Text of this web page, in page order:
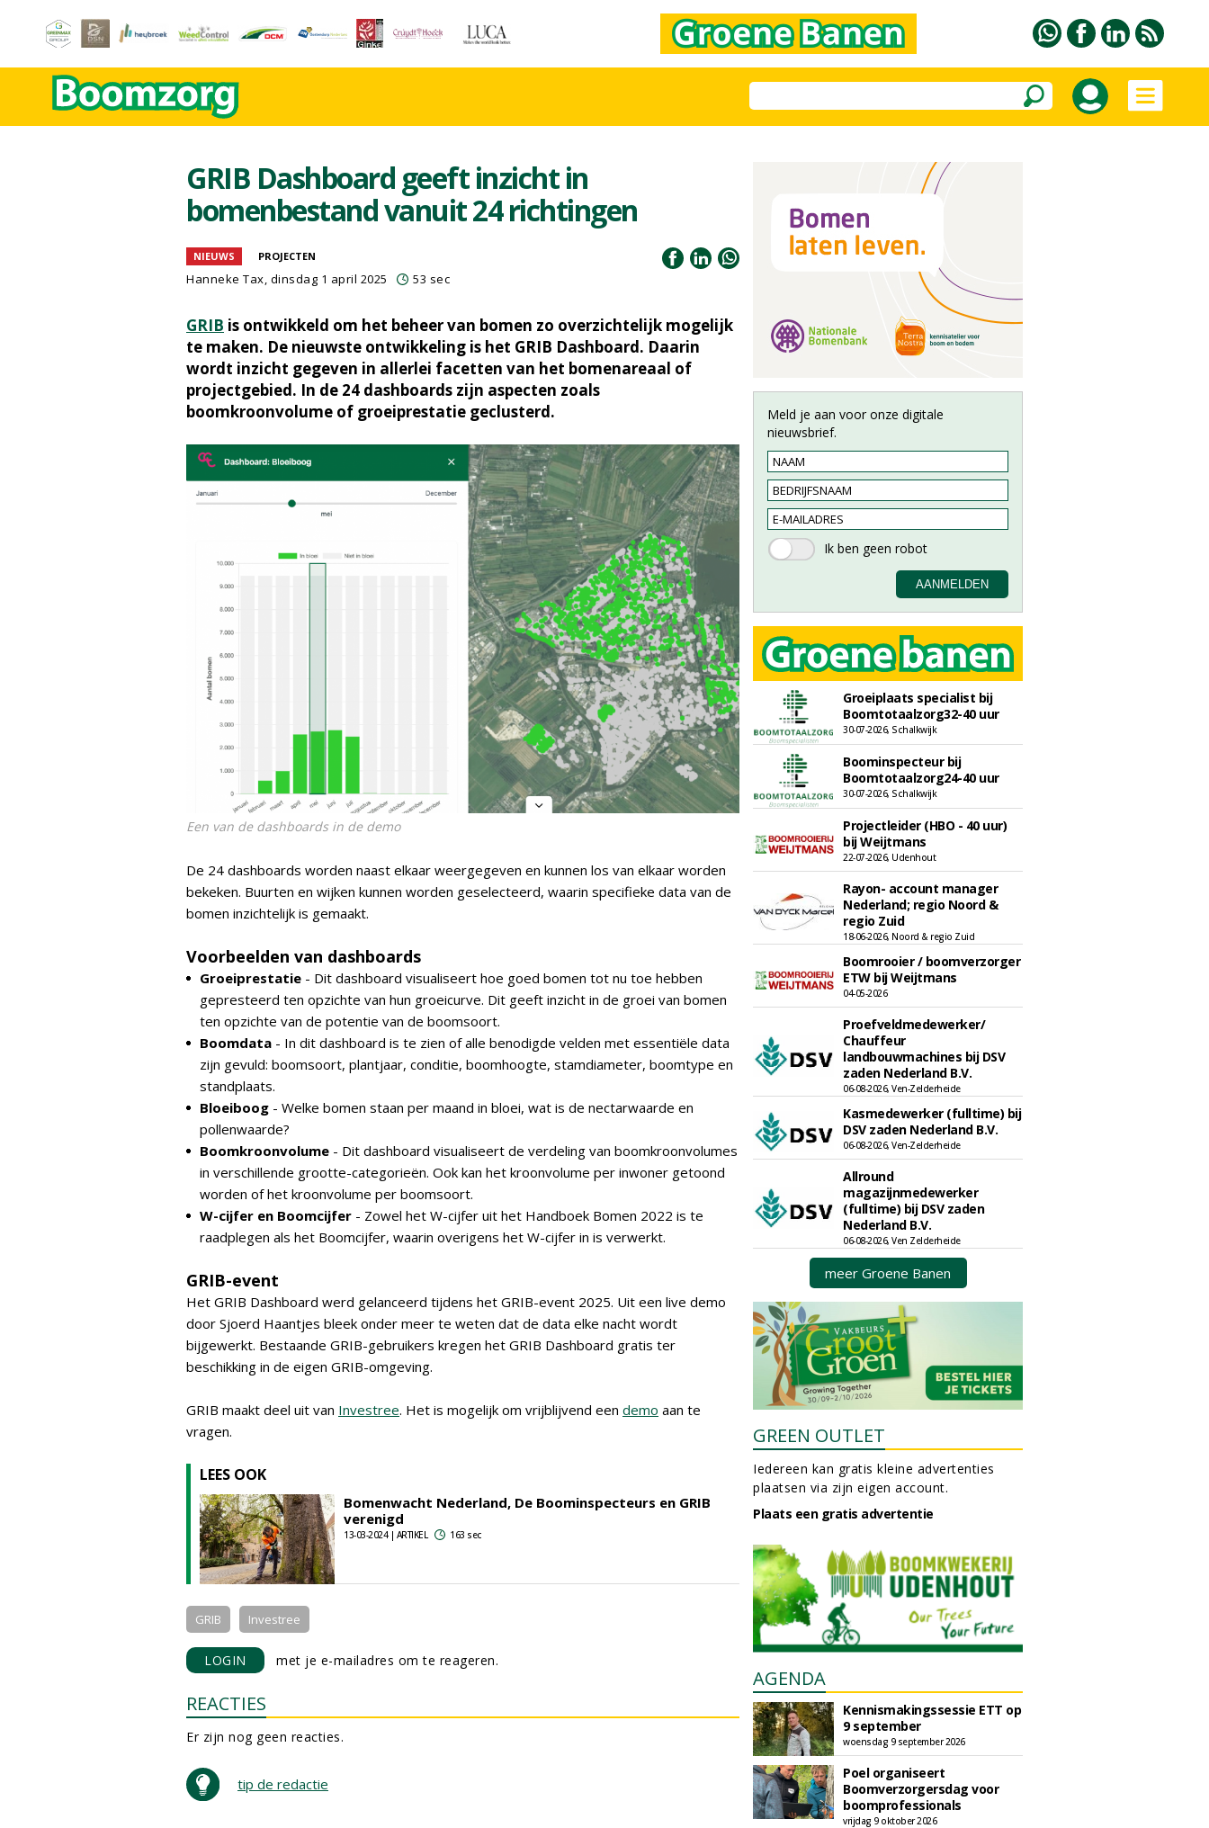
GRIB Dashboard geeft inzicht in
bomenbestand vanuit 24 richtingen
NIEUWS PROJECTEN
Hanneke Tax, dinsdag 1 april 2025 53 sec
GRIB is ontwikkeld om het beheer van bomen zo overzichtelijk mogelijk
te maken. De nieuwste ontwikkeling is het GRIB Dashboard. Daarin
wordt inzicht gegeven in allerlei facetten van het bomenareaal of
projectgebied. In de 24 dashboards zijn aspecten zoals
boomkroonvolume of groeiprestatie geclusterd.
Een van de dashboards in de demo
De 24 dashboards worden naast elkaar weergegeven en kunnen los van elkaar worden
bekeken. Buurten en wijken kunnen worden geselecteerd, waarin specifieke data van de
bomen inzichtelijk is gemaakt.
Voorbeelden van dashboards
Groeiprestatie - Dit dashboard visualiseert hoe goed bomen tot nu toe hebben
gepresteerd ten opzichte van hun groeicurve. Dit geeft inzicht in de groei van bomen
ten opzichte van de potentie van de boomsoort.
Boomdata - In dit dashboard is te zien of alle benodigde velden met essentiële data
zijn gevuld: boomsoort, plantjaar, conditie, boomhoogte, stamdiameter, boomtype en
standplaats.
Bloeiboog - Welke bomen staan per maand in bloei, wat is de nectarwaarde en
pollenwaarde?
Boomkroonvolume - Dit dashboard visualiseert de verdeling van boomkroonvolumes
in verschillende grootte-categorieën. Ook kan het kroonvolume per inwoner getoond
worden of het kroonvolume per boomsoort.
W-cijfer en Boomcijfer - Zowel het W-cijfer uit het Handboek Bomen 2022 is te
raadplegen als het Boomcijfer, waarin overigens het W-cijfer in is verwerkt.
GRIB-event
Het GRIB Dashboard werd gelanceerd tijdens het GRIB-event 2025. Uit een live demo
door Sjoerd Haantjes bleek onder meer te weten dat de data elke nacht wordt
bijgewerkt. Bestaande GRIB-gebruikers kregen het GRIB Dashboard gratis ter
beschikking in de eigen GRIB-omgeving.
GRIB maakt deel uit van Investree. Het is mogelijk om vrijblijvend een demo aan te
vragen.
LEES OOK
Bomenwacht Nederland, De Boominspecteurs en GRIB
verenigd
13-03-2024 | ARTIKEL 163 sec
GRIB Investree
LOGIN met je e-mailadres om te reageren.
REACTIES
Er zijn nog geen reacties.
tip de redactie
Meld je aan voor onze digitale
nieuwsbrief.
Groeiplaats specialist bij
Boomtotaalzorg32-40 uur
30-07-2026, Schalkwijk
Boominspecteur bij
Boomtotaalzorg24-40 uur
30-07-2026, Schalkwijk
Projectleider (HBO - 40 uur)
bij Weijtmans
22-07-2026, Udenhout
Rayon- account manager
Nederland; regio Noord &
regio Zuid
18-06-2026, Noord & regio Zuid
Boomrooier / boomverzorger
ETW bij Weijtmans
04-05-2026
Proefveldmedewerker/
Chauffeur
landbouwmachines bij DSV
zaden Nederland B.V.
06-08-2026, Ven-Zelderheide
Kasmedewerker (fulltime) bij
DSV zaden Nederland B.V.
06-08-2026, Ven-Zelderheide
Allround
magazijnmedewerker
(fulltime) bij DSV zaden
Nederland B.V.
06-08-2026, Ven Zelderheide
meer Groene Banen
GREEN OUTLET
Iedereen kan gratis kleine advertenties
plaatsen via zijn eigen account.
Plaats een gratis advertentie
AGENDA
Kennismakingssessie ETT op
9 september
woensdag 9 september 2026
Poel organiseert
Boomverzorgersdag voor
boomprofessionals
vrijdag 9 oktober 2026